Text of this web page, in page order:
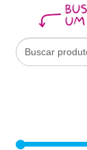
Search
for: